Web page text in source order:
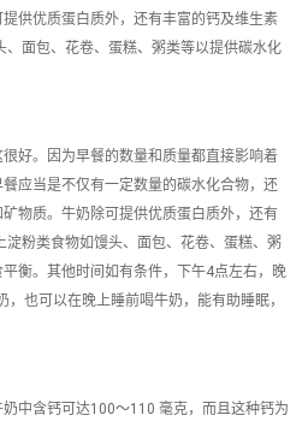
供优质蛋白质外，还有丰富的钙及维生素
、面包、花卷、蛋糕、粥类等以提供碳水化
好。因为早餐的数量和质量都直接影响着
应当是不仅有一定数量的碳水化合物，还
物质。牛奶除可提供优质蛋白质外，还有
粉类食物如馒头、面包、花卷、蛋糕、粥
衡。其他时间如有条件，下午4点左右，晚
也可以在晚上睡前喝牛奶，能有助睡眠，
中含钙可达100～110 毫克，而且这种钙为